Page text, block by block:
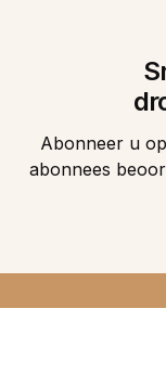
Abonneer u
abonnees